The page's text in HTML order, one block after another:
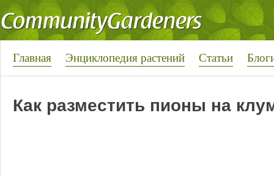
Главная Энциклопедия растений Статьи
Как разместить пионы на